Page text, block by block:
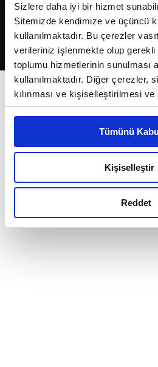
Sizlere daha iyi bir hizmet
Sitemizde kendimize ve üçüncü
kullanılmaktadır. Bu çerezler
verileriniz işlenmekte olup
toplumu hizmetlerinin sunulması
kullanılmaktadır. Diğer çerezler,
kılınması ve kişiselleştirilmesi
reklam/pazarlama faaliyetlerinin
Çerezlere ilişkin tercihlerinizi
belirleyebilirsiniz. Çerezlere
Ayarlar butonuna tıklayabilir,
Metnimizi ziyaret edebilirsiniz.
okumak ve sitemizi ziyaretiniz
Tümünü
Kişiselleştir
Reddet
2026Fikriyat. Tüm hakları saklıdır.